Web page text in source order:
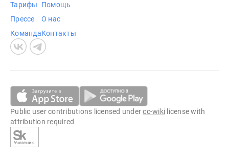
Тарифы
Прессе
Команда
Помощь
О нас
Контакты
Public user contributions licensed undercc-wiki license with
attribution required